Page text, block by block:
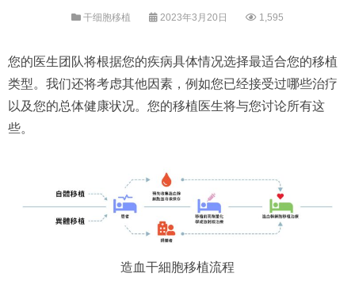
干细胞移植 2023年3月20日 1,595
您的医生团队将根据您的疾病具体情况选择最适合您的移植
类型。我们还将考虑其他因素，例如您已经接受过哪些治疗
以及您的总体健康状况。您的移植医生将与您讨论所有这
些。
造血干細胞移植流程